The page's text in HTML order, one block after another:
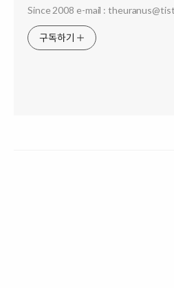
Since 2008 e-mail :
구독하기